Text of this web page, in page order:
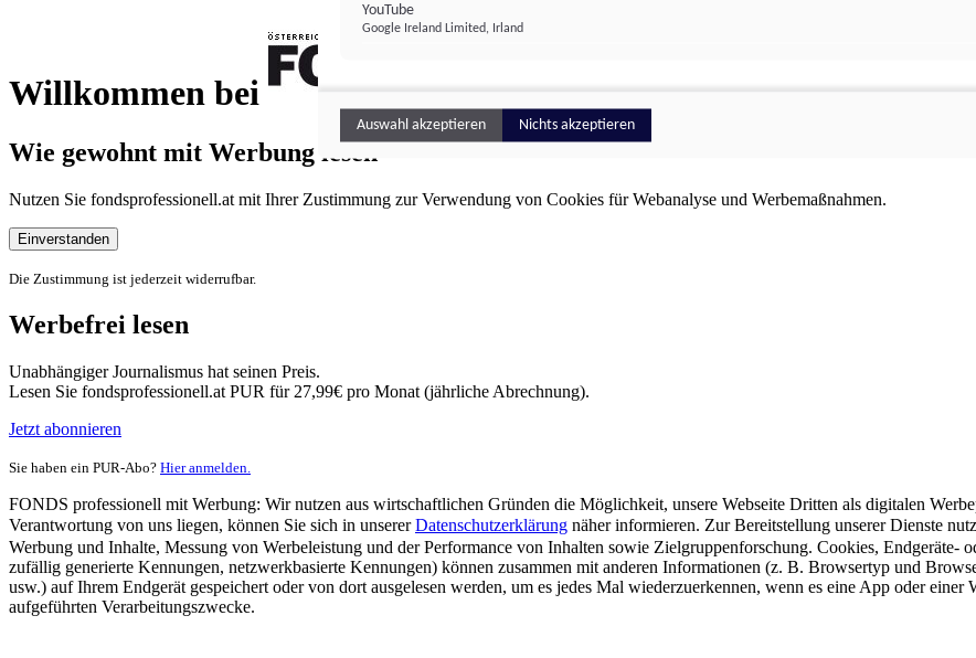
Willkommen bei
FONDS professionell
Wie gewohnt mit Werbung lesen
Nutzen Sie fondsprofessionell.at mit Ihrer Zustimmung zur Verwendung von Cookies für Webanalyse und Werbemaßnahmen.
Einverstanden
Die Zustimmung ist jederzeit widerrufbar.
Werbefrei lesen
Unabhängiger Journalismus hat seinen Preis.
Lesen Sie fondsprofessionell.at PUR für 27,99€ pro Monat (jährliche Abrechnung).
Jetzt abonnieren
Sie haben ein PUR-Abo? Hier anmelden.
FONDS professionell mit Werbung: Wir nutzen aus wirtschaftlichen Gründen die Möglichkeit, unsere Webseite Dritten als digitalen
Verantwortung von uns liegen, können Sie sich in unsererDatenschutzerklärung näher informieren. Zur Bereitstellung unserer Dienste
Werbung und Inhalte, Messung von Werbeleistung und der Performance von Inhalten sowie Zielgruppenforschung. Cookies,
zufällig generierte Kennungen, netzwerkbasierte Kennungen) können zusammen mit anderen Informationen (z. B. Browsertyp und
usw.) auf Ihrem Endgerät gespeichert oder von dort ausgelesen werden, um es jedes Mal wiederzuerkennen, wenn es eine App oder
aufgeführten Verarbeitungszwecke.
YouTube
Google Ireland Limited, Irland
Auswahl akzeptieren Nichts akzeptieren